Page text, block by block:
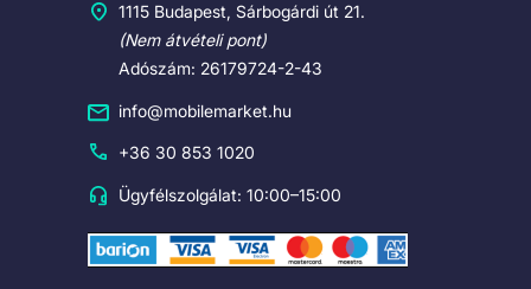
1115 Budapest, Sárbogárdi út 21.
(Nem átvételi pont)
Adószám: 26179724-2-43
info@mobilemarket.hu
+36 30 853 1020
Ügyfélszolgálat: 10:00–15:00